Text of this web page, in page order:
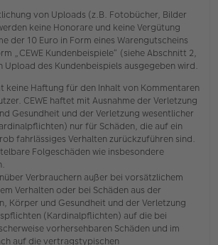
von Uploads (z.B. Fotobücher, Bilder
keine Honorare und keine Vergütung
der 10 Euro in Form eines Warengutscheins
„CEWE Kundenbeispiele“ (siehe Abschnitt 2,
des Kundenbeispiels ausgegeben wird.
keine Haftung für den Inhalt von Kommentaren
CEWE haftet mit Ausnahme der Verletzung
Gesundheit und der Verletzung wesentlicher
nur für Schäden, die auf ein
fahrlässiges Verhalten zurückzuführen sind.
Folgeschäden wie insbesondere
Verbrauchern außer bei vorsätzlichem
Verhalten oder bei Schäden aus der
Körper und Gesundheit und der Verletzung
(Kardinalpflichten) auf die bei
vorhersehbaren Schäden und im
auf die vertragstypischen